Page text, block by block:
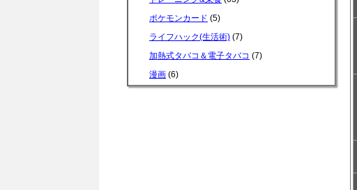
ポケモンカード (5)
ライフハック(生活術) (7)
加熱式タバコ＆電子タバコ (7)
漫画 (6)